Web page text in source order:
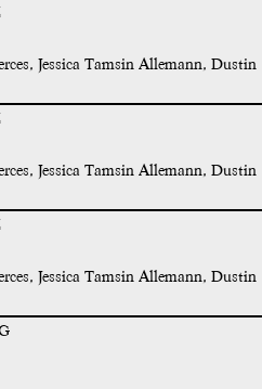
Jessica Tamsin Allemann, Dustin
Jessica Tamsin Allemann, Dustin
Jessica Tamsin Allemann, Dustin